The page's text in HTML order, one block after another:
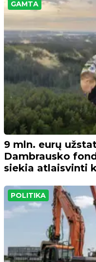
GAMTA
9 mln. eurų
Dambrausko
siekia atlaisvinti
POLITIKA